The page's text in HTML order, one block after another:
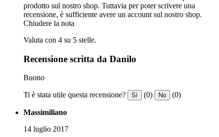
prodotto sul nostro shop. Tuttavia per poter scrivere una
recensione, è sufficiente avere un account sul nostro shop.
Chiudere la nota
Valuta con 4 su 5 stelle.
Recensione scritta da Danilo
Buono
Ti è stata utile questa recensione? Sì (0) No (0)
Massimiliano
14 luglio 2017